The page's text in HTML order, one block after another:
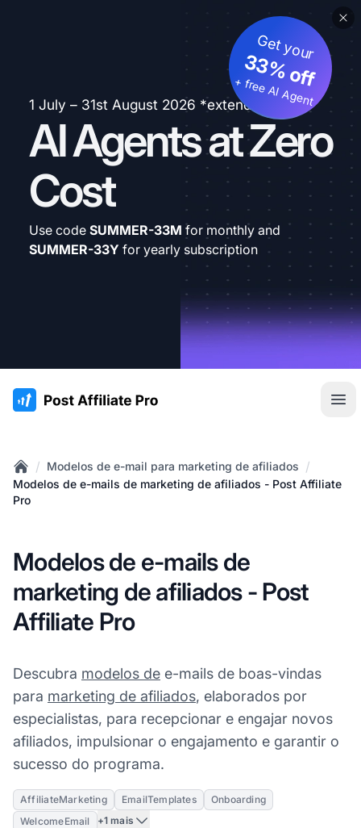
1 July – 31st August 2026 *extended
AI Agents at Zero
Cost
Get your
33% off
+ free AI Agent
Use code SUMMER-33M for monthly and
SUMMER-33Y for yearly subscription
:site.title
Home
/ Modelos de e-mail para marketing de afiliados /
Modelos de e-mails de marketing de afiliados - Post Affiliate
Pro
Modelos de e-mails de
marketing de afiliados - Post
Affiliate Pro
Descubra modelos de e-mails de boas-vindas
para marketing de afiliados, elaborados por
especialistas, para recepcionar e engajar novos
afiliados, impulsionar o engajamento e garantir o
sucesso do programa.
AffiliateMarketing EmailTemplates
Onboarding
WelcomeEmail
+1 mais